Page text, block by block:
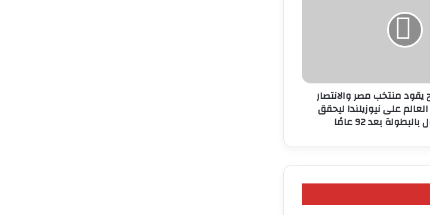
منتخب مصر والانتصار
على نيوزيلندا ليحقق
بعد 92 عامًا